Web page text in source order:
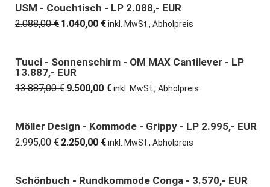
1.110,00 €845,00 €.
50% günstiger
USM - Couchtisch - LP 2.088,- EUR
2.088,00€ Ursprünglicher
2.088,00 €
1.040,00 €Aktueller
1.040,00 €.
inkl. MwSt., Abholpreis
32% günstiger
Tuuci - Sonnenschirm - OM MAX Cantilever - LP
13.887,- EUR
13.887,00€ Ursprünglicher
13.887,00 €
9.500,00 €Aktueller
9.500,00 €.
inkl. MwSt., Abholpreis
25% günstiger
Möller Design - Kommode - Grippy - LP 2.995,- EUR
2.995,00€ Ursprünglicher
2.995,00 €
2.250,00 €Aktueller
2.250,00 €.
inkl. MwSt., Abholpreis
40% günstiger
Schönbuch - Rundkommode Conga - 3.570,- EUR